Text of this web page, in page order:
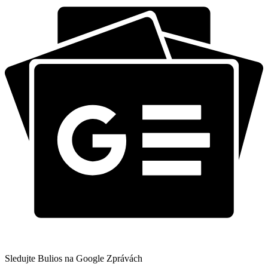
Sledujte Bulios na Google Zprávách